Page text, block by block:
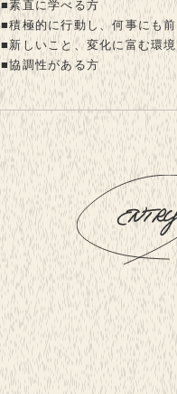
■素直に学べる方
■積極的に行動し、何事にも
■新しいこと、変化に富む環
■協調性がある方
ENTRY